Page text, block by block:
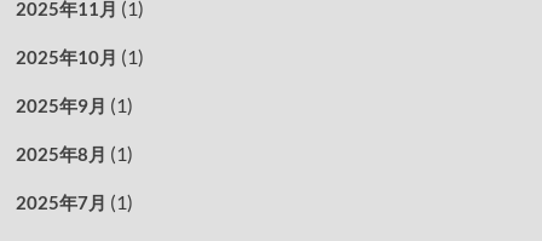
2025年11月 (1)
2025年10月 (1)
2025年9月 (1)
2025年8月 (1)
2025年7月 (1)